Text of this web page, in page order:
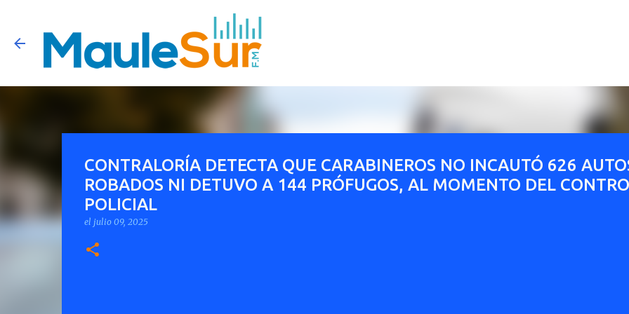
CONTRALORÍA DETECTA QUE CARABINEROS NO INCAUTÓ 626
ROBADOS NI DETUVO A 144 PRÓFUGOS, AL MOMENTO DEL
POLICIAL
el julio 09, 2025